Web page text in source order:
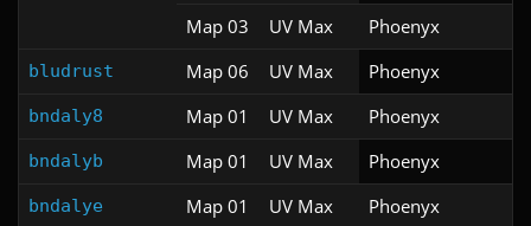
Map 03
UV Max Phoenyx
bludrust Map 06 UV Max Phoenyx
bndaly8 Map 01 UV Max Phoenyx
bndalyb Map 01 UV Max Phoenyx
bndalye Map 01 UV Max Phoenyx